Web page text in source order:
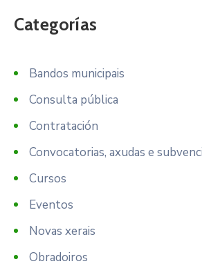
Categorías
Bandos municipais
Consulta pública
Contratación
Convocatorias, axudas e
Cursos
Eventos
Novas xerais
Obradoiros